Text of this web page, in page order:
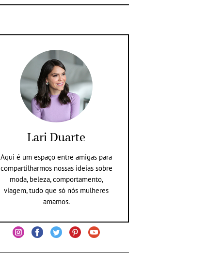
Lari Duarte
Aqui é um espaço entre amigas para
compartilharmos nossas ideias sobre
moda, beleza, comportamento,
viagem, tudo que só nós mulheres
amamos.